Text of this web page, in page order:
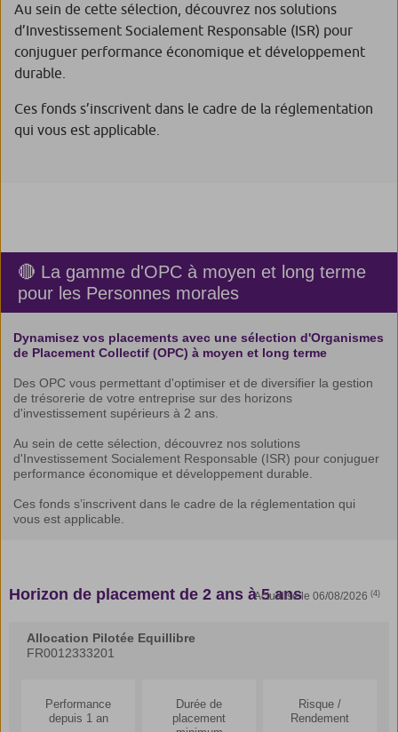
Au sein de cette sélection, découvrez nos solutions
d’Investissement Socialement Responsable (ISR) pour
conjuguer performance économique et développement
durable.
Ces fonds s’inscrivent dans le cadre de la réglementation
qui vous est applicable.